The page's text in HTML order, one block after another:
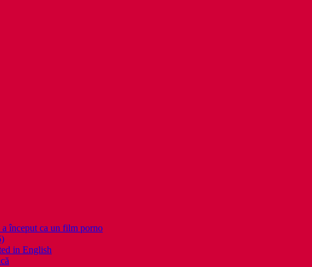
început ca un film porno
in English